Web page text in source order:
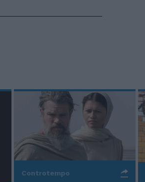
Controtempo